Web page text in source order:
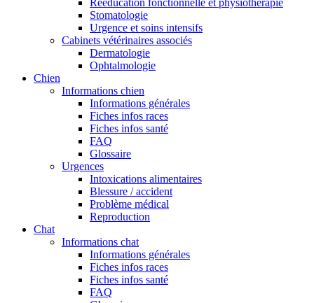
Rééducation fonctionnelle et physiothérapie
Stomatologie
Urgence et soins intensifs
Cabinets vétérinaires associés
Dermatologie
Ophtalmologie
Chien
Informations chien
Informations générales
Fiches infos races
Fiches infos santé
FAQ
Glossaire
Urgences
Intoxications alimentaires
Blessure / accident
Problème médical
Reproduction
Chat
Informations chat
Informations générales
Fiches infos races
Fiches infos santé
FAQ